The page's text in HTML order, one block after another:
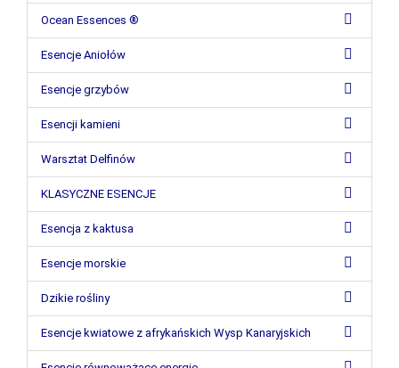
Ocean Essences ®
Esencje Aniołów
Esencje grzybów
Esencji kamieni
Warsztat Delfinów
KLASYCZNE ESENCJE
Esencja z kaktusa
Esencje morskie
Dzikie rośliny
Esencje kwiatowe z afrykańskich Wysp Kanaryjskich